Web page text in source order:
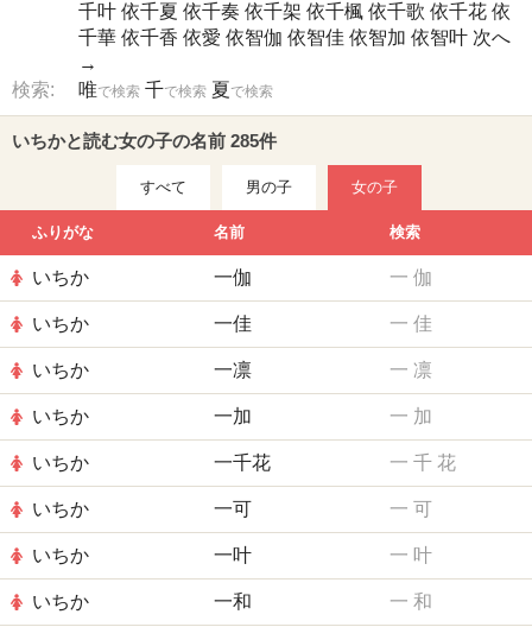
千叶 依千夏 依千奏 依千架 依千楓 依千歌 依千花 依
千華 依千香 依愛 依智伽 依智佳 依智加 依智叶 次へ
→
検索:
唯で検索 千で検索 夏で検索
いちかと読む女の子の名前 285件
すべて 男の子 女の子
ふりがな 名前 検索
いちか 一伽 一 伽
いちか 一佳 一 佳
いちか 一凛 一 凛
いちか 一加 一 加
いちか 一千花 一 千 花
いちか 一可 一 可
いちか 一叶 一 叶
いちか 一和 一 和